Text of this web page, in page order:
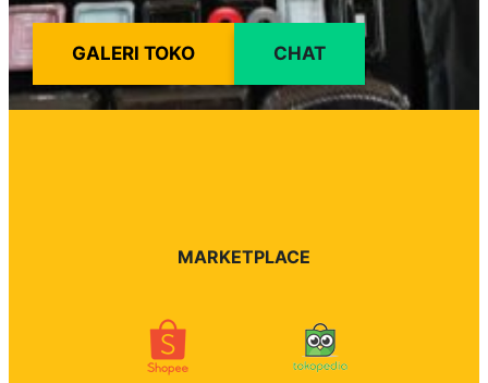
GALERI TOKO CHAT
MARKETPLACE